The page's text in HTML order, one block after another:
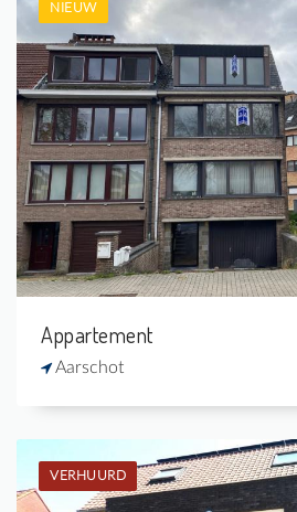
NIEUW
Te Huur:
2
1
Appartement
Aarschot
VERHUURD